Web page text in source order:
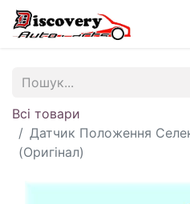
Всі товари
Датчик Положення
(Оригінал)